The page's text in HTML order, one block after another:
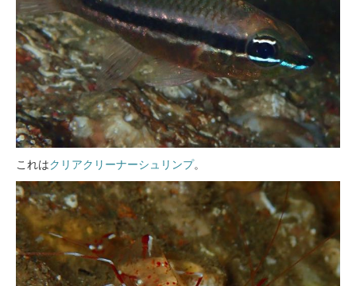
これはクリアクリーナーシュリンプ。